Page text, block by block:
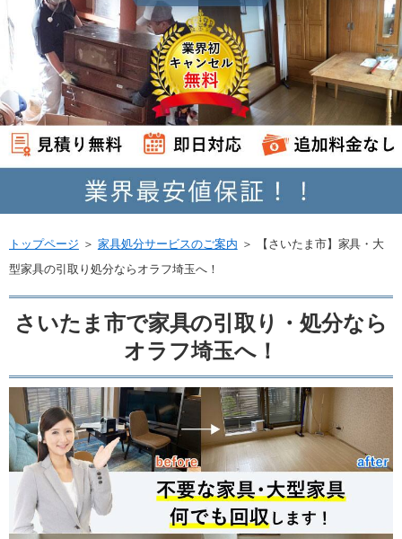
トップページ ＞ 家具処分サービスのご案内 ＞
【さいたま市】家具・大
型家具の引取り処分ならオラフ埼玉へ！
さいたま市で家具の引取り・処分なら
オラフ埼玉へ！